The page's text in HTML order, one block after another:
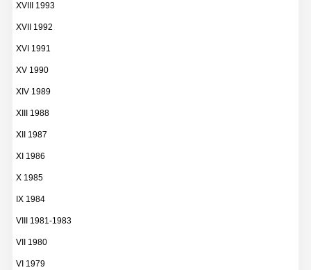
XVIII 1993
XVII 1992
XVI 1991
XV 1990
XIV 1989
XIII 1988
XII 1987
XI 1986
X 1985
IX 1984
VIII 1981-1983
VII 1980
VI 1979